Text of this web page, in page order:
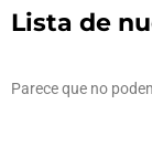
Lista de
Parece que no